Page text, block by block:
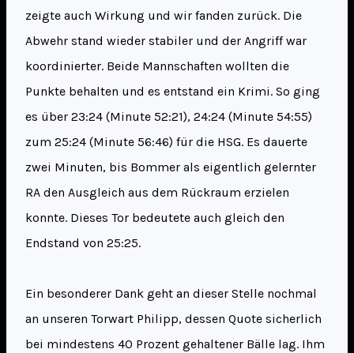
zeigte auch Wirkung und wir fanden zurück. Die
Abwehr stand wieder stabiler und der Angriff war
koordinierter. Beide Mannschaften wollten die
Punkte behalten und es entstand ein Krimi. So ging
es über 23:24 (Minute 52:21), 24:24 (Minute 54:55)
zum 25:24 (Minute 56:46) für die HSG. Es dauerte
zwei Minuten, bis Bommer als eigentlich gelernter
RA den Ausgleich aus dem Rückraum erzielen
konnte. Dieses Tor bedeutete auch gleich den
Endstand von 25:25.
Ein besonderer Dank geht an dieser Stelle nochmal
an unseren Torwart Philipp, dessen Quote sicherlich
bei mindestens 40 Prozent gehaltener Bälle lag. Ihm